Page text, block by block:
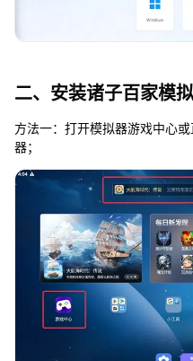
二、安装诸子百家模
方法一：打开模拟器游戏中心
器；